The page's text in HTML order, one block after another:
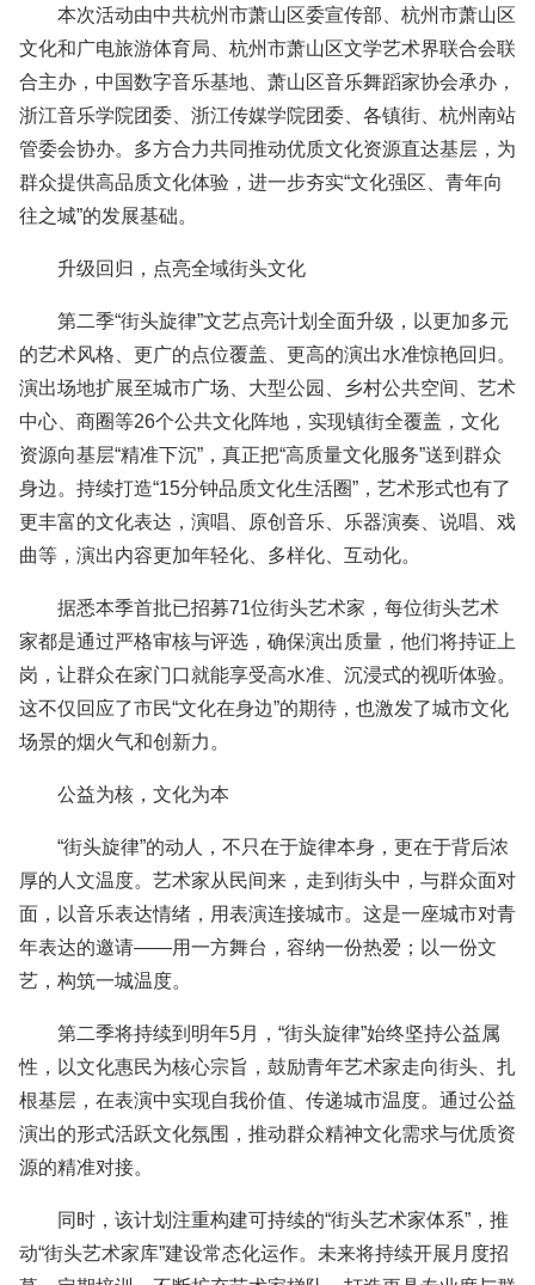
本次活动由中共杭州市萧山区委宣传部、杭州市萧山区
文化和广电旅游体育局、杭州市萧山区文学艺术界联合会联
合主办，中国数字音乐基地、萧山区音乐舞蹈家协会承办，
浙江音乐学院团委、浙江传媒学院团委、各镇街、杭州南站
管委会协办。多方合力共同推动优质文化资源直达基层，为
群众提供高品质文化体验，进一步夯实“文化强区、青年向
往之城”的发展基础。
升级回归，点亮全域街头文化
第二季“街头旋律”文艺点亮计划全面升级，以更加多元
的艺术风格、更广的点位覆盖、更高的演出水准惊艳回归。
演出场地扩展至城市广场、大型公园、乡村公共空间、艺术
中心、商圈等26个公共文化阵地，实现镇街全覆盖，文化
资源向基层“精准下沉”，真正把“高质量文化服务”送到群众
身边。持续打造“15分钟品质文化生活圈”，艺术形式也有了
更丰富的文化表达，演唱、原创音乐、乐器演奏、说唱、戏
曲等，演出内容更加年轻化、多样化、互动化。
据悉本季首批已招募71位街头艺术家，每位街头艺术
家都是通过严格审核与评选，确保演出质量，他们将持证上
岗，让群众在家门口就能享受高水准、沉浸式的视听体验。
这不仅回应了市民“文化在身边”的期待，也激发了城市文化
场景的烟火气和创新力。
公益为核，文化为本
“街头旋律”的动人，不只在于旋律本身，更在于背后浓
厚的人文温度。艺术家从民间来，走到街头中，与群众面对
面，以音乐表达情绪，用表演连接城市。这是一座城市对青
年表达的邀请——用一方舞台，容纳一份热爱；以一份文
艺，构筑一城温度。
第二季将持续到明年5月，“街头旋律”始终坚持公益属
性，以文化惠民为核心宗旨，鼓励青年艺术家走向街头、扎
根基层，在表演中实现自我价值、传递城市温度。通过公益
演出的形式活跃文化氛围，推动群众精神文化需求与优质资
源的精准对接。
同时，该计划注重构建可持续的“街头艺术家体系”，推
动“街头艺术家库”建设常态化运作。未来将持续开展月度招